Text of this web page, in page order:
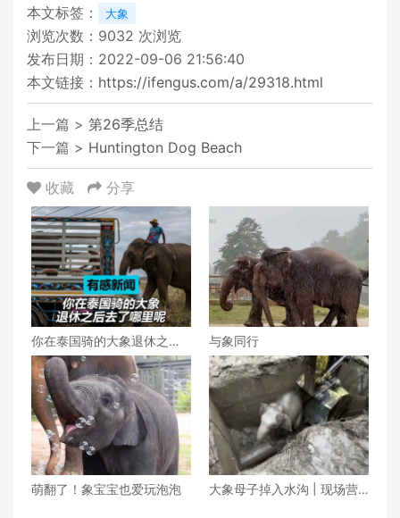
本文标签：
大象
浏览次数： 9032 次浏览
发布日期：2022-09-06 21:56:40
本文链接： https://ifengus.com/a/29318.html
上一篇 > 第26季总结
下一篇 > Huntington Dog Beach
收藏 分享
你在泰国骑的大象退休之后
去了哪里呢？
与象同行
萌翻了！象宝宝也爱玩泡泡
大象母子掉入水沟 | 现场营